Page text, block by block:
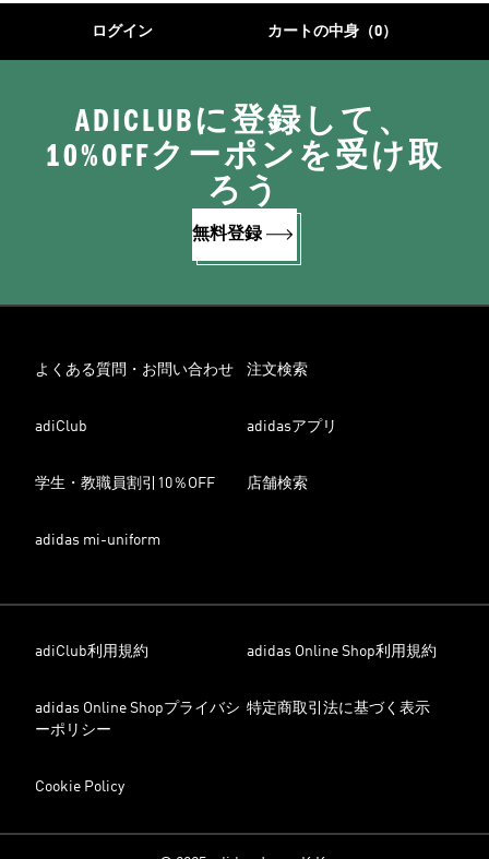
ログイン カートの中身（0）
ADICLUBに登録して、
10%OFFクーポンを受け取
ろう
無料登録
よくある質問・お問い合わせ 注文検索
adiClub adidasアプリ
学生・教職員割引10％OFF 店舗検索
adidas mi-uniform
adiClub利用規約 adidas Online Shop利用規約
adidas Online Shopプライバシ
ーポリシー
特定商取引法に基づく表示
Cookie Policy